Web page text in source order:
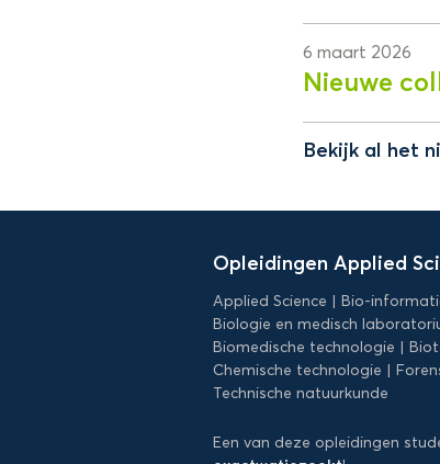
6 maart 2026
Nieuwe
Bekijk al het
Opleidingen Applied
Applied Science
Bio-
Biologie en medisch
Biomedische technologie
Chemische technologie
Technische natuurkunde
Een van deze opleidingen